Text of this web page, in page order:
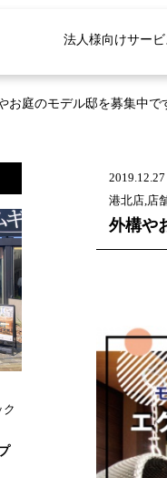
法人様向けサービ
お庭のモデル邸を募集中
2019.12.27
港北店,店
外構や
ク